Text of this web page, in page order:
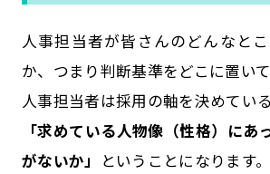
人事担当者が皆さんのどんなと
か、つまり判断基準をどこに置い
人事担当者は採用の軸を決めてい
「求めている人物像（性格）にあ
がないか」
ということになります。